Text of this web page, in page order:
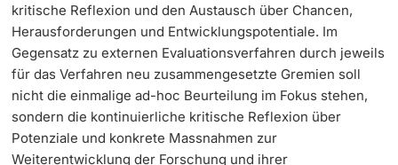
kritische Reflexion und den Austausch über Chancen,
Herausforderungen und Entwicklungspotentiale. Im
Gegensatz zu externen Evaluationsverfahren durch jeweils
für das Verfahren neu zusammengesetzte Gremien soll
nicht die einmalige ad-hoc Beurteilung im Fokus stehen,
sondern die kontinuierliche kritische Reflexion über
Potenziale und konkrete Massnahmen zur
Weiterentwicklung der Forschung und ihrer